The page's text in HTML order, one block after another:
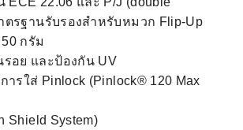
ตรฐานรับรองสำหรับหมวก Flip-Up
กรัม
อย และป้องกัน UV
รใส่ Pinlock (Pinlock® 120 Max
Shield System)